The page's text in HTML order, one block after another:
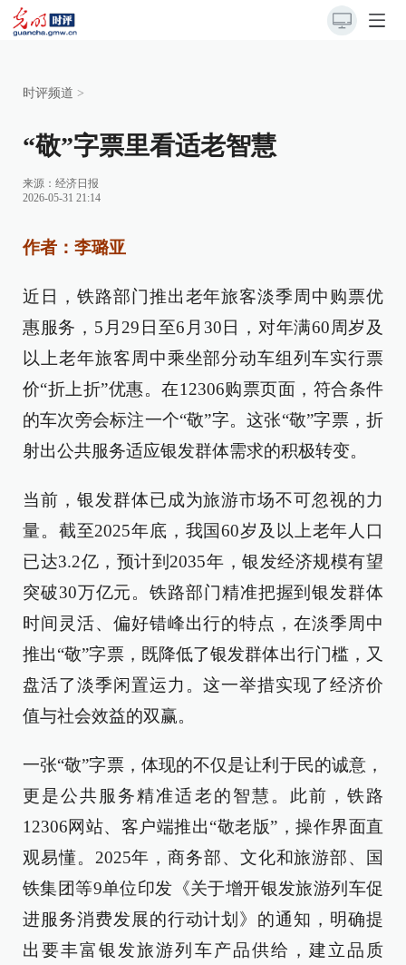
时评频道 >
“敬”字票里看适老智慧
来源： 经济日报
2026-05-31 21:14
作者：李璐亚
近日，铁路部门推出老年旅客淡季周中购票优
惠服务，5月29日至6月30日，对年满60周岁及
以上老年旅客周中乘坐部分动车组列车实行票
价“折上折”优惠。在12306购票页面，符合条件
的车次旁会标注一个“敬”字。这张“敬”字票，折
射出公共服务适应银发群体需求的积极转变。
当前，银发群体已成为旅游市场不可忽视的力
量。截至2025年底，我国60岁及以上老年人口
已达3.2亿，预计到2035年，银发经济规模有望
突破30万亿元。铁路部门精准把握到银发群体
时间灵活、偏好错峰出行的特点，在淡季周中
推出“敬”字票，既降低了银发群体出行门槛，又
盘活了淡季闲置运力。这一举措实现了经济价
值与社会效益的双赢。
一张“敬”字票，体现的不仅是让利于民的诚意，
更是公共服务精准适老的智慧。此前，铁路
12306网站、客户端推出“敬老版”，操作界面直
观易懂。2025年，商务部、文化和旅游部、国
铁集团等9单位印发《关于增开银发旅游列车促
进服务消费发展的行动计划》的通知，明确提
出要丰富银发旅游列车产品供给，建立品质